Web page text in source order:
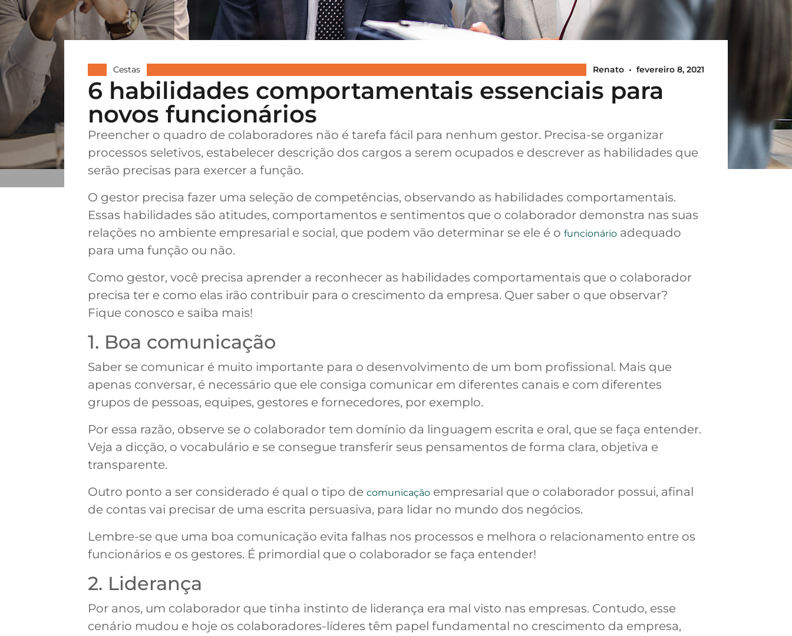
Cestas Renato • fevereiro 8, 2021
6 habilidades comportamentais essenciais para
novos funcionários
Preencher o quadro de colaboradores não é tarefa fácil para nenhum gestor. Precisa-se organizar
processos seletivos, estabelecer descrição dos cargos a serem ocupados e descrever as habilidades que
serão precisas para exercer a função.
O gestor precisa fazer uma seleção de competências, observando as habilidades comportamentais.
Essas habilidades são atitudes, comportamentos e sentimentos que o colaborador demonstra nas suas
relações no ambiente empresarial e social, que podem vão determinar se ele é ofuncionário adequado
para uma função ou não.
Como gestor, você precisa aprender a reconhecer as habilidades comportamentais que o colaborador
precisa ter e como elas irão contribuir para o crescimento da empresa. Quer saber o que observar?
Fique conosco e saiba mais!
1. Boa comunicação
Saber se comunicar é muito importante para o desenvolvimento de um bom profissional. Mais que
apenas conversar, é necessário que ele consiga comunicar em diferentes canais e com diferentes
grupos de pessoas, equipes, gestores e fornecedores, por exemplo.
Por essa razão, observe se o colaborador tem domínio da linguagem escrita e oral, que se faça entender.
Veja a dicção, o vocabulário e se consegue transferir seus pensamentos de forma clara, objetiva e
transparente.
Outro ponto a ser considerado é qual o tipo decomunicação empresarial que o colaborador possui, afinal
de contas vai precisar de uma escrita persuasiva, para lidar no mundo dos negócios.
Lembre-se que uma boa comunicação evita falhas nos processos e melhora o relacionamento entre os
funcionários e os gestores. É primordial que o colaborador se faça entender!
2. Liderança
Por anos, um colaborador que tinha instinto de liderança era mal visto nas empresas. Contudo, esse
cenário mudou e hoje os colaboradores-líderes têm papel fundamental no crescimento da empresa,